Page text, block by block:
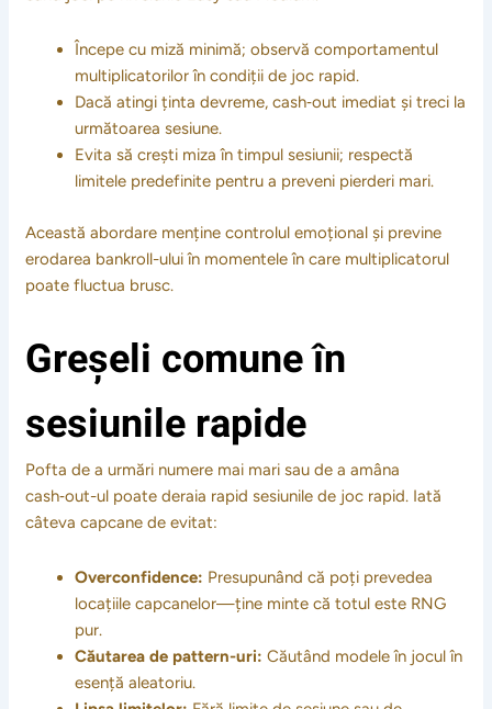
Începe cu miză minimă; observă comportamentul
multiplicatorilor în condiții de joc rapid.
Dacă atingi ținta devreme, cash‑out imediat și treci la
următoarea sesiune.
Evita să crești miza în timpul sesiunii; respectă
limitele predefinite pentru a preveni pierderi mari.
Această abordare menține controlul emoțional și previne
erodarea bankroll-ului în momentele în care multiplicatorul
poate fluctua brusc.
Greșeli comune în
sesiunile rapide
Pofta de a urmări numere mai mari sau de a amâna
cash‑out-ul poate deraia rapid sesiunile de joc rapid. Iată
câteva capcane de evitat:
Overconfidence: Presupunând că poți prevedea
locațiile capcanelor—ține minte că totul este RNG
pur.
Căutarea de pattern-uri: Căutând modele în jocul în
esență aleatoriu.